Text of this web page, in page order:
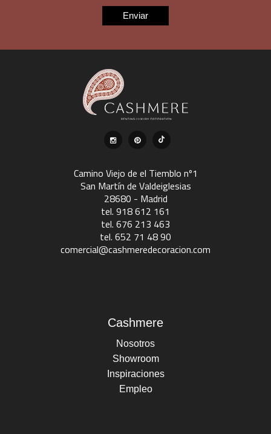
Camino Viejo de el Tiemblo nº1
San Martín de Valdeiglesias
28680 - Madrid
tel. 918 612 161
tel. 676 213 463
tel. 652 71 48 90
comercial@cashmeredecoracion.com
Cashmere
Nosotros
Showroom
Inspiraciones
Empleo